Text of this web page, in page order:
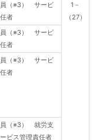
員（※3） サービ
者
1－
（27）
員（※3） サービ
者
員（※3） サービ
者
員（※3） 就労支
ビス管理責任者